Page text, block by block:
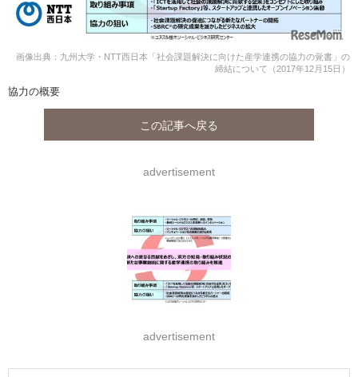
画像出典：九州大学・NTT西日本「社会課題解決に向けた産学連携の協力の覚書」の
締結について（2017年12月15日）
協力の概要
この記事へ戻る
advertisement
advertisement